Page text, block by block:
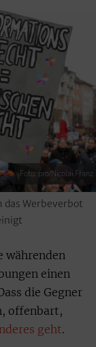
Foto: pro/Nicolai Franz
das Werbeverbot
währenden
einen
die Gegner
offenbart,
geht.